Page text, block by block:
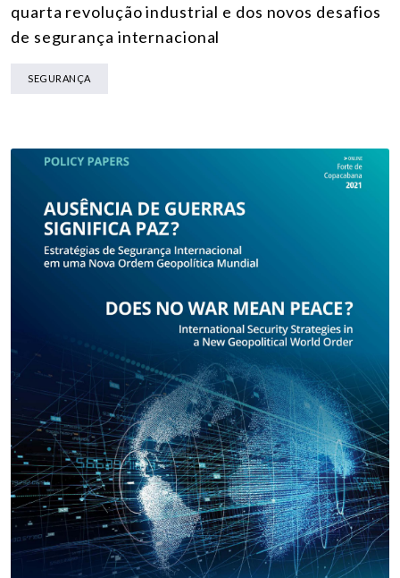
quarta revolução industrial e dos novos desafios
de segurança internacional
SEGURANÇA